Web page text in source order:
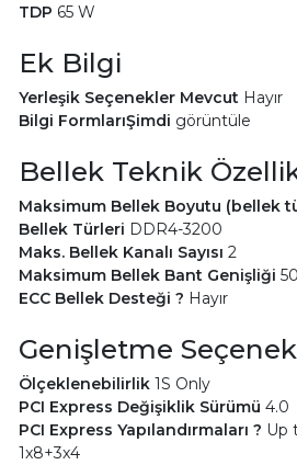
TDP 65 W
Ek Bilgi
Yerleşik Seçenekler Mevcut Hayır
Bilgi FormlarıŞimdi görüntüle
Bellek Teknik
Maksimum Bellek Boyutu (bellek
Bellek Türleri DDR4-3200
Maks. Bellek Kanalı Sayısı 2
Maksimum Bellek Bant Genişliği
ECC Bellek Desteği ? Hayır
Genişletme
Ölçeklenebilirlik 1S Only
PCI Express Değişiklik Sürümü 4.0
PCI Express Yapılandırmaları ? Up
1x8+3x4